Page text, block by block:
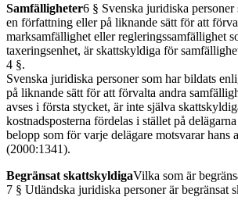
Samfälligheter6 § Svenska juridiska
en författning eller på liknande sätt för att
marksamfällighet eller regleringssamfällighet
taxeringsenhet, är skattskyldiga för
4 §.
Svenska juridiska personer som har bildats
på liknande sätt för att förvalta andra
avses i första stycket, är inte själva
kostnadsposterna fördelas i stället på
belopp som för varje delägare motsvarar hans
(2000:1341).
Begränsat skattskyldigaVilka som är
7 § Utländska juridiska personer är begränsat